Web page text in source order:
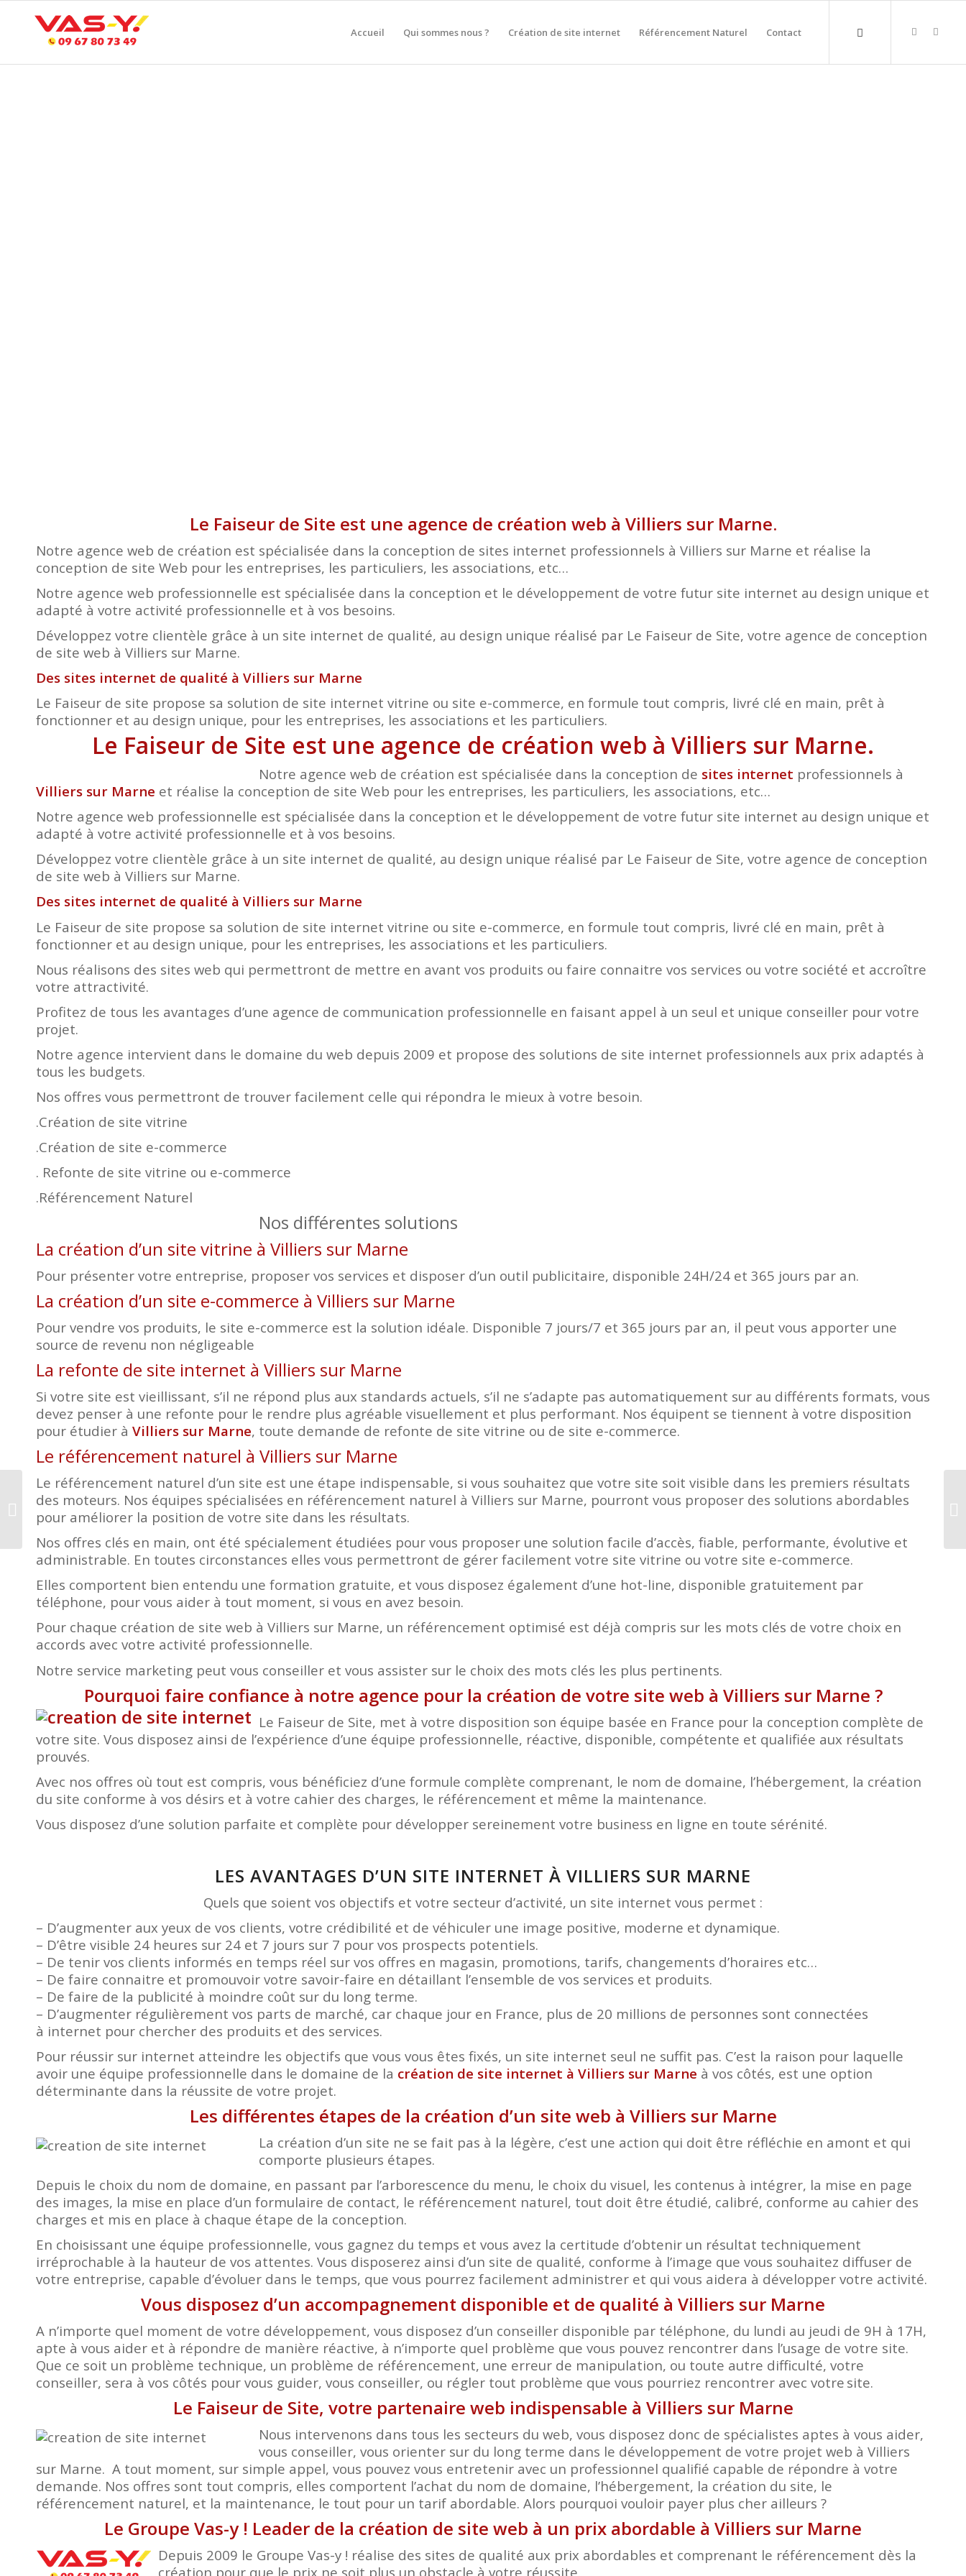
Accueil Qui sommes nous ? Création de site internet Référencement Naturel Contact
Le Faiseur de Site est une agence de création web à Villiers sur Marne.
Notre agence web de création est spécialisée dans la conception de sites internet professionnels à Villiers sur Marne et réalise la
conception de site Web pour les entreprises, les particuliers, les associations, etc…
Notre agence web professionnelle est spécialisée dans la conception et le développement de votre futur site internet au design unique et
adapté à votre activité professionnelle et à vos besoins.
Développez votre clientèle grâce à un site internet de qualité, au design unique réalisé par Le Faiseur de Site, votre agence de conception
de site web à Villiers sur Marne.
Des sites internet de qualité à Villiers sur Marne
Le Faiseur de site propose sa solution de site internet vitrine ou site e-commerce, en formule tout compris, livré clé en main, prêt à
fonctionner et au design unique, pour les entreprises, les associations et les particuliers.
Le Faiseur de Site est une agence de création web à Villiers sur Marne.
Notre agence web de création est spécialisée dans la conception de sites internet professionnels à
Villiers sur Marne et réalise la conception de site Web pour les entreprises, les particuliers, les associations, etc…
Notre agence web professionnelle est spécialisée dans la conception et le développement de votre futur site internet au design unique et
adapté à votre activité professionnelle et à vos besoins.
Développez votre clientèle grâce à un site internet de qualité, au design unique réalisé par Le Faiseur de Site, votre agence de conception
de site web à Villiers sur Marne.
Des sites internet de qualité à Villiers sur Marne
Le Faiseur de site propose sa solution de site internet vitrine ou site e-commerce, en formule tout compris, livré clé en main, prêt à
fonctionner et au design unique, pour les entreprises, les associations et les particuliers.
Nous réalisons des sites web qui permettront de mettre en avant vos produits ou faire connaitre vos services ou votre société et accroître
votre attractivité.
Profitez de tous les avantages d’une agence de communication professionnelle en faisant appel à un seul et unique conseiller pour votre
projet.
Notre agence intervient dans le domaine du web depuis 2009 et propose des solutions de site internet professionnels aux prix adaptés à
tous les budgets.
Nos offres vous permettront de trouver facilement celle qui répondra le mieux à votre besoin.
.Création de site vitrine
.Création de site e-commerce
. Refonte de site vitrine ou e-commerce
.Référencement Naturel
Nos différentes solutions
La création d’un site vitrine à Villiers sur Marne
Pour présenter votre entreprise, proposer vos services et disposer d’un outil publicitaire, disponible 24H/24 et 365 jours par an.
La création d’un site e-commerce à Villiers sur Marne
Pour vendre vos produits, le site e-commerce est la solution idéale. Disponible 7 jours/7 et 365 jours par an, il peut vous apporter une
source de revenu non négligeable
La refonte de site internet à Villiers sur Marne
Si votre site est vieillissant, s’il ne répond plus aux standards actuels, s’il ne s’adapte pas automatiquement sur au différents formats, vous
devez penser à une refonte pour le rendre plus agréable visuellement et plus performant. Nos équipent se tiennent à votre disposition
pour étudier à Villiers sur Marne, toute demande de refonte de site vitrine ou de site e-commerce.
Le référencement naturel à Villiers sur Marne
Le référencement naturel d’un site est une étape indispensable, si vous souhaitez que votre site soit visible dans les premiers résultats
des moteurs. Nos équipes spécialisées en référencement naturel à Villiers sur Marne, pourront vous proposer des solutions abordables
pour améliorer la position de votre site dans les résultats.
Nos offres clés en main, ont été spécialement étudiées pour vous proposer une solution facile d’accès, fiable, performante, évolutive et
administrable. En toutes circonstances elles vous permettront de gérer facilement votre site vitrine ou votre site e-commerce.
Elles comportent bien entendu une formation gratuite, et vous disposez également d’une hot-line, disponible gratuitement par
téléphone, pour vous aider à tout moment, si vous en avez besoin.
Pour chaque création de site web à Villiers sur Marne, un référencement optimisé est déjà compris sur les mots clés de votre choix en
accords avec votre activité professionnelle.
Notre service marketing peut vous conseiller et vous assister sur le choix des mots clés les plus pertinents.
Pourquoi faire confiance à notre agence pour la création de votre site web à Villiers sur Marne ?
Le Faiseur de Site, met à votre disposition son équipe basée en France pour la conception complète de
votre site. Vous disposez ainsi de l’expérience d’une équipe professionnelle, réactive, disponible, compétente et qualifiée aux résultats
prouvés.
Avec nos offres où tout est compris, vous bénéficiez d’une formule complète comprenant, le nom de domaine, l’hébergement, la création
du site conforme à vos désirs et à votre cahier des charges, le référencement et même la maintenance.
Vous disposez d’une solution parfaite et complète pour développer sereinement votre business en ligne en toute sérénité.
LES AVANTAGES D’UN SITE INTERNET À VILLIERS SUR MARNE
Quels que soient vos objectifs et votre secteur d’activité, un site internet vous permet :
– D’augmenter aux yeux de vos clients, votre crédibilité et de véhiculer une image positive, moderne et dynamique.
– D’être visible 24 heures sur 24 et 7 jours sur 7 pour vos prospects potentiels.
– De tenir vos clients informés en temps réel sur vos offres en magasin, promotions, tarifs, changements d’horaires etc…
– De faire connaitre et promouvoir votre savoir-faire en détaillant l’ensemble de vos services et produits.
– De faire de la publicité à moindre coût sur du long terme.
– D’augmenter régulièrement vos parts de marché, car chaque jour en France, plus de 20 millions de personnes sont connectées
à internet pour chercher des produits et des services.
Pour réussir sur internet atteindre les objectifs que vous vous êtes fixés, un site internet seul ne suffit pas. C’est la raison pour laquelle
avoir une équipe professionnelle dans le domaine de la création de site internet à Villiers sur Marne à vos côtés, est une option
déterminante dans la réussite de votre projet.
Les différentes étapes de la création d’un site web à Villiers sur Marne
La création d’un site ne se fait pas à la légère, c’est une action qui doit être réfléchie en amont et qui
comporte plusieurs étapes.
Depuis le choix du nom de domaine, en passant par l’arborescence du menu, le choix du visuel, les contenus à intégrer, la mise en page
des images, la mise en place d’un formulaire de contact, le référencement naturel, tout doit être étudié, calibré, conforme au cahier des
charges et mis en place à chaque étape de la conception.
En choisissant une équipe professionnelle, vous gagnez du temps et vous avez la certitude d’obtenir un résultat techniquement
irréprochable à la hauteur de vos attentes. Vous disposerez ainsi d’un site de qualité, conforme à l’image que vous souhaitez diffuser de
votre entreprise, capable d’évoluer dans le temps, que vous pourrez facilement administrer et qui vous aidera à développer votre activité.
Vous disposez d’un accompagnement disponible et de qualité à Villiers sur Marne
A n’importe quel moment de votre développement, vous disposez d’un conseiller disponible par téléphone, du lundi au jeudi de 9H à 17H,
apte à vous aider et à répondre de manière réactive, à n’importe quel problème que vous pouvez rencontrer dans l’usage de votre site.
Que ce soit un problème technique, un problème de référencement, une erreur de manipulation, ou toute autre difficulté, votre
conseiller, sera à vos côtés pour vous guider, vous conseiller, ou régler tout problème que vous pourriez rencontrer avec votre site.
Le Faiseur de Site, votre partenaire web indispensable à Villiers sur Marne
Nous intervenons dans tous les secteurs du web, vous disposez donc de spécialistes aptes à vous aider,
vous conseiller, vous orienter sur du long terme dans le développement de votre projet web à Villiers
sur Marne. A tout moment, sur simple appel, vous pouvez vous entretenir avec un professionnel qualifié capable de répondre à votre
demande. Nos offres sont tout compris, elles comportent l’achat du nom de domaine, l’hébergement, la création du site, le
référencement naturel, et la maintenance, le tout pour un tarif abordable. Alors pourquoi vouloir payer plus cher ailleurs ?
Le Groupe Vas-y ! Leader de la création de site web à un prix abordable à Villiers sur Marne
Depuis 2009 le Groupe Vas-y ! réalise des sites de qualité aux prix abordables et comprenant le référencement dès la
création pour que le prix ne soit plus un obstacle à votre réussite.
Création site internet
Cachan